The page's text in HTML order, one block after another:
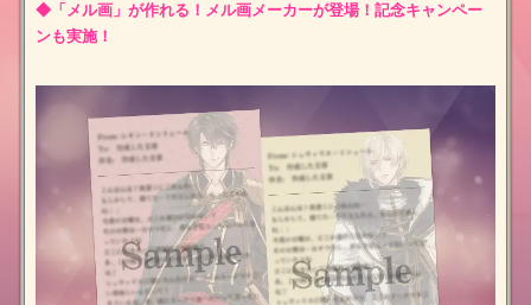
◆「メル画」が作れる！メル画メーカーが登場！記念キャンペー
ンも実施！